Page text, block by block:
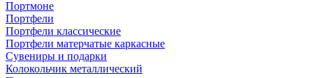
Портмоне
Портфели
Портфели классические
Портфели матерчатые каркасные
Сувениры и подарки
Колокольчик металлический